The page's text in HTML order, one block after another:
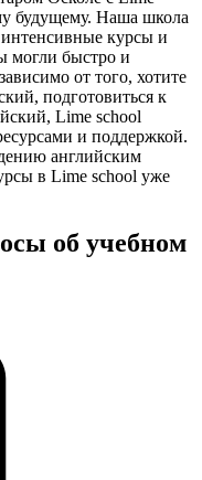
будущему. Наша школа
курсы и
могли быстро и
от того, хотите
подготовиться к
Lime school
и поддержкой.
английским
в Lime school уже
об учебном